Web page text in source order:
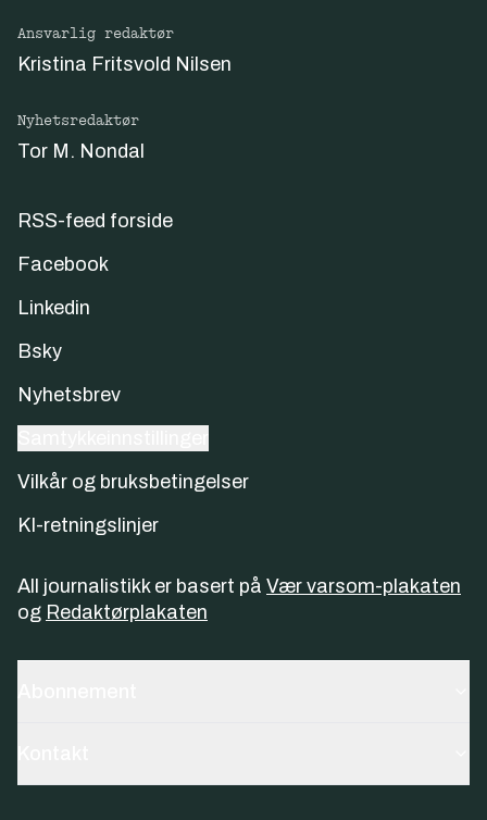
Ansvarlig redaktør
Kristina Fritsvold Nilsen
Nyhetsredaktør
Tor M. Nondal
RSS-feed forside
Facebook
Linkedin
Bsky
Nyhetsbrev
Vilkår og bruksbetingelser
KI-retningslinjer
All journalistikk er basert på Vær varsom-plakaten
og Redaktørplakaten